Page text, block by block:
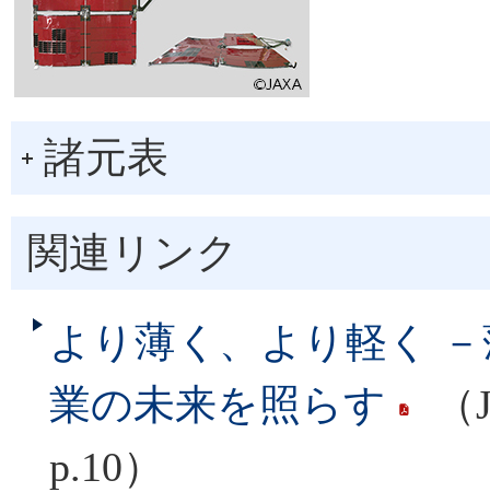
諸元表
関連リンク
より薄く、より軽く
業の未来を照らす
（
p.10）